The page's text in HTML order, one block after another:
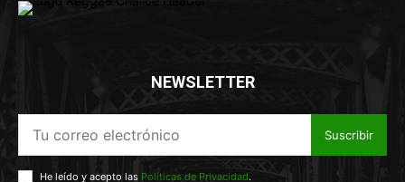
NEWSLETTER
Suscribir
He leído y acepto las Políticas de Privacidad.